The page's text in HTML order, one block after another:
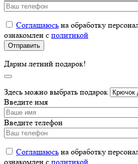
Соглашаюсь на обработку
ознакомлен с политикой
Дарим летний подарок!
Здесь можно выбрать подарок
Введите имя
Введите телефон
Соглашаюсь на обработку
ознакомлен с политикой